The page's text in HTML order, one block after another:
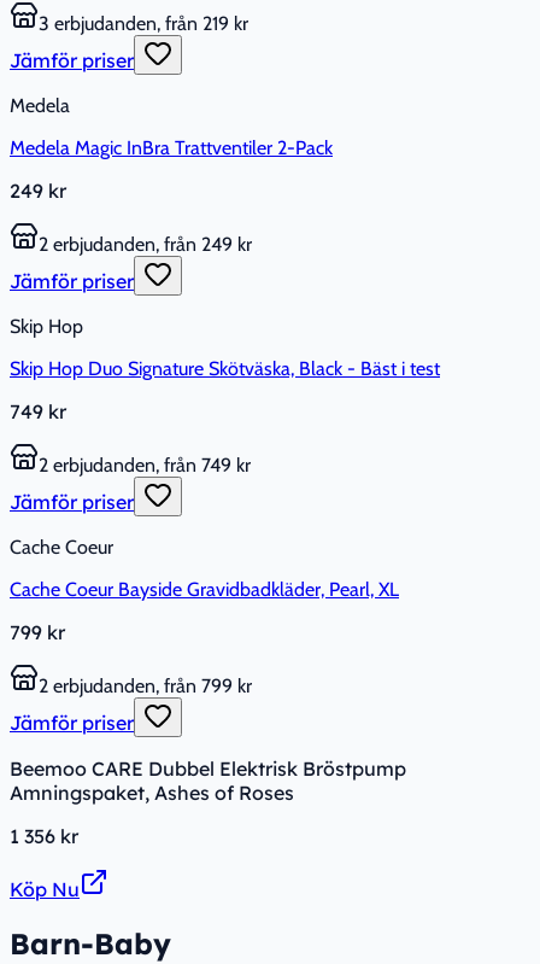
3 erbjudanden, från 219 kr
Jämför priser
Medela
Medela Magic InBra Trattventiler 2-Pack
249 kr
2 erbjudanden, från 249 kr
Jämför priser
Skip Hop
Skip Hop Duo Signature Skötväska, Black - Bäst i test
749 kr
2 erbjudanden, från 749 kr
Jämför priser
Cache Coeur
Cache Coeur Bayside Gravidbadkläder, Pearl, XL
799 kr
2 erbjudanden, från 799 kr
Jämför priser
Beemoo CARE Dubbel Elektrisk Bröstpump
Amningspaket, Ashes of Roses
1 356 kr
Köp Nu
Barn-Baby